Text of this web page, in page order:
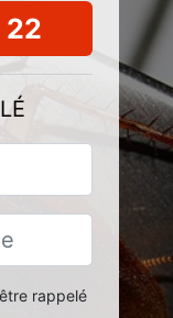
rappelé